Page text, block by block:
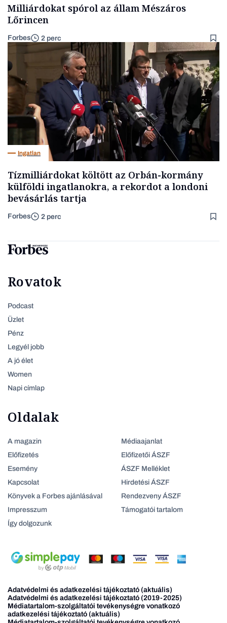
Milliárdokat spórol az állam Mészáros
Lőrincen
Forbes 2 perc
Ingatlan
Tízmilliárdokat költött az Orbán-kormány
külföldi ingatlanokra, a rekordot a londoni
bevásárlás tartja
Forbes 2 perc
Rovatok
Podcast
Üzlet
Pénz
Legyél jobb
A jó élet
Women
Napi címlap
Oldalak
A magazin
Előfizetés
Esemény
Kapcsolat
Könyvek a Forbes ajánlásával
Impresszum
Így dolgozunk
Médiaajanlat
Előfizetői ÁSZF
ÁSZF Melléklet
Hirdetési ÁSZF
Rendezveny ÁSZF
Támogatói tartalom
Adatvédelmi és adatkezelési tájékoztató (aktuális)
Adatvédelmi és adatkezelési tájékoztató (2019-2025)
Médiatartalom-szolgáltatói tevékenységre vonatkozó
adatkezelési tájékoztató (aktuális)